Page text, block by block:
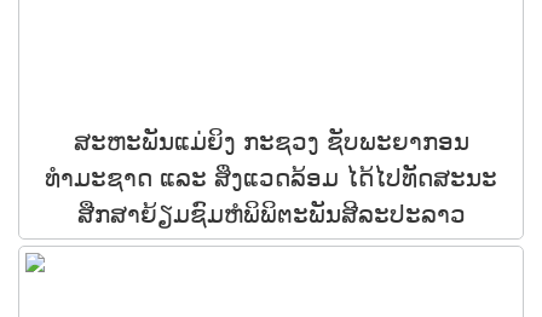
ສະຫະພັນແມ່ຍິງ ກະຊວງ ຊັບພະຍາກອນ
ທຳມະຊາດ ແລະ ສິ່ງແວດລ້ອມ ໄດ້ໄປທັດສະນະ
ສືກສາຍ້ຽມຊົມຫໍພິພິຕະພັນສີລະປະລາວ